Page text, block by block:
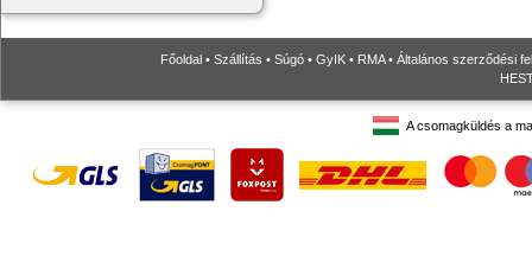
Főoldal • Szállítás • Súgó • GyIK • RMA• Általános szerződési
A csomagküldés a